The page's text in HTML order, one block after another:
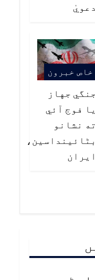
دعويٰ
خاص خبرون
جنگي جهاز
يا فوج آئي
ته نشانو
بڻائينداسين،
ايران